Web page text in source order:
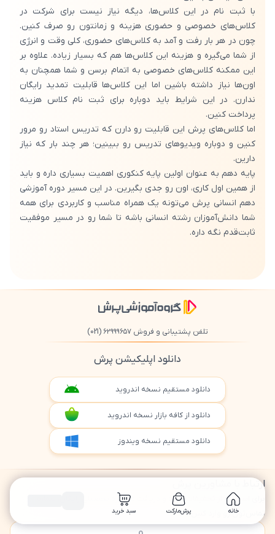
خانه پرش‌مارکت سبد خرید
با ثبت نام در این کلاس‌ها، دیگه نیاز نیست برای شرکت در
کلاس‌های خصوصی و حضوری هزینه و زمانتون رو صرف کنین.
چون در هر بار رفت و آمد به کلاس‌های حضوری، کلی وقت و انرژی
از شما می‌گیره و هزینه این کلاس‌ها هم که بسیار زیاده. علاوه بر
این ممکنه کلاس‌های خصوصی به اتمام برسن و شما همچنان به
اون‌ها نیاز داشته باشین اما این کلاس‌ها قابلیت تمدید رایگان
ندارن. در این شرایط باید دوباره برای ثبت نام کلاس هزینه
پرداخت کنین.
اما کلاس‌های پرش این قابلیت رو دارن که تدریس استاد رو مرور
کنین و دوباره ویدیوهای تدریس رو ببینین؛ هر چند بار که نیاز
دارین.
پایه دهم به عنوان اولین پایه کنکوری اهمیت بسیاری داره و باید
از همین اول کاری، اون رو جدی بگیرین. در این مسیر دوره آموزشی
دهم انسانی پرش می‌تونه یک همراه مناسب و کاربردی برای همه
شما دانش‌آموزان رشته انسانی باشه تا شما رو در مسیر موفقیت
ثابت‌قدم نگه داره.
تلفن پشتیبانی و فروش ۶۲۹۹۹۶۵۷ (021)
دانلود اپلیکیشن پرش
دانلود مستقیم نسخه اندروید
دانلود از کافه بازار نسخه اندروید
دانلود مستقیم نسخه ویندوز
ارتباط با مشاورین پرش
برای استفاده از تخفیفات ویژه و دریافت مشاوره تحصیلی رایگان، شماره
تماس‌تون رو وارد کنین